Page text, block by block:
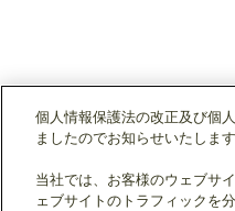
個人情報保護法の改正及び個
ましたのでお知らせいたします
当社では、お客様のウェブサ
ェブサイトのトラフィックを